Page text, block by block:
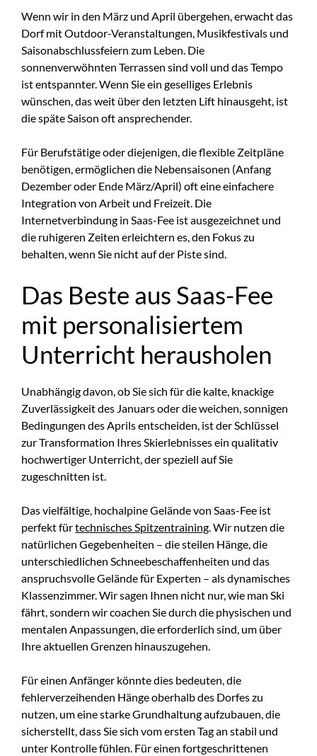
Wenn wir in den März und April übergehen, erwacht das
Dorf mit Outdoor-Veranstaltungen, Musikfestivals und
Saisonabschlussfeiern zum Leben. Die
sonnenverwöhnten Terrassen sind voll und das Tempo
ist entspannter. Wenn Sie ein geselliges Erlebnis
wünschen, das weit über den letzten Lift hinausgeht, ist
die späte Saison oft ansprechender.
Für Berufstätige oder diejenigen, die flexible Zeitpläne
benötigen, ermöglichen die Nebensaisonen (Anfang
Dezember oder Ende März/April) oft eine einfachere
Integration von Arbeit und Freizeit. Die
Internetverbindung in Saas-Fee ist ausgezeichnet und
die ruhigeren Zeiten erleichtern es, den Fokus zu
behalten, wenn Sie nicht auf der Piste sind.
Das Beste aus Saas-Fee
mit personalisiertem
Unterricht herausholen
Unabhängig davon, ob Sie sich für die kalte, knackige
Zuverlässigkeit des Januars oder die weichen, sonnigen
Bedingungen des Aprils entscheiden, ist der Schlüssel
zur Transformation Ihres Skierlebnisses ein qualitativ
hochwertiger Unterricht, der speziell auf Sie
zugeschnitten ist.
Das vielfältige, hochalpine Gelände von Saas-Fee ist
perfekt fürtechnisches Spitzentraining . Wir nutzen die
natürlichen Gegebenheiten – die steilen Hänge, die
unterschiedlichen Schneebeschaffenheiten und das
anspruchsvolle Gelände für Experten – als dynamisches
Klassenzimmer. Wir sagen Ihnen nicht nur, wie man Ski
fährt, sondern wir coachen Sie durch die physischen und
mentalen Anpassungen, die erforderlich sind, um über
Ihre aktuellen Grenzen hinauszugehen.
Für einen Anfänger könnte dies bedeuten, die
fehlerverzeihenden Hänge oberhalb des Dorfes zu
nutzen, um eine starke Grundhaltung aufzubauen, die
sicherstellt, dass Sie sich vom ersten Tag an stabil und
unter Kontrolle fühlen. Für einen fortgeschrittenen